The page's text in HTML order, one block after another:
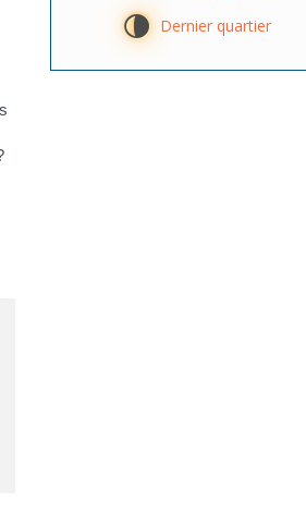
U Dernier quartier